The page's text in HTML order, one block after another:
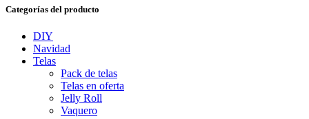
Categorías del producto
DIY
Navidad
Telas
Pack de telas
Telas en oferta
Jelly Roll
Vaquero